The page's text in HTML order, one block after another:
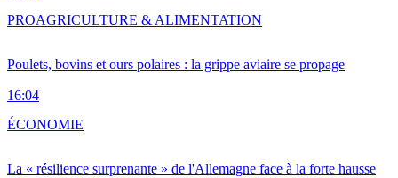
Poulets, bovins et ours polaires : la grippe aviaire se propage
16:04
PROAGRICULTURE & ALIMENTATION
La « résilience surprenante » de l'Allemagne face à la forte hausse
ÉCONOMIE